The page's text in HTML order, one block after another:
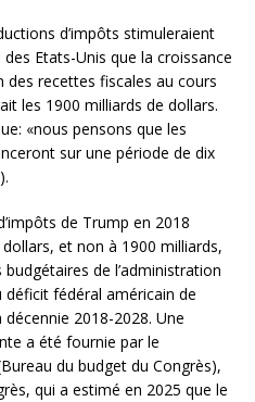
d’impôts stimuleraient
Etats-Unis que la croissance
recettes fiscales au cours
les 1900 milliards de dollars.
«nous pensons que les
sur une période de dix
de Trump en 2018
et non à 1900 milliards,
de l’administration
fédéral américain de
2018-2028. Une
a été fournie par le
du budget du Congrès),
qui a estimé en 2025 que le